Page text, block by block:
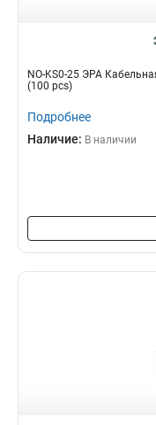
NO-KS0-25 ЭРА
(100 pcs)
Подробнее
Наличие: В наличии